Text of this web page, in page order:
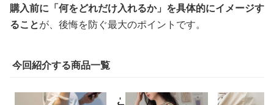
購入前に「何をどれだけ入れるか」を具体的にイメージす
ることが、後悔を防ぐ最大のポイントです。
今回紹介する商品一覧